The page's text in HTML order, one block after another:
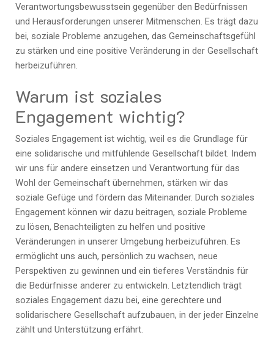
Verantwortungsbewusstsein gegenüber den Bedürfnissen
und Herausforderungen unserer Mitmenschen. Es trägt dazu
bei, soziale Probleme anzugehen, das Gemeinschaftsgefühl
zu stärken und eine positive Veränderung in der Gesellschaft
herbeizuführen.
Warum ist soziales
Engagement wichtig?
Soziales Engagement ist wichtig, weil es die Grundlage für
eine solidarische und mitfühlende Gesellschaft bildet. Indem
wir uns für andere einsetzen und Verantwortung für das
Wohl der Gemeinschaft übernehmen, stärken wir das
soziale Gefüge und fördern das Miteinander. Durch soziales
Engagement können wir dazu beitragen, soziale Probleme
zu lösen, Benachteiligten zu helfen und positive
Veränderungen in unserer Umgebung herbeizuführen. Es
ermöglicht uns auch, persönlich zu wachsen, neue
Perspektiven zu gewinnen und ein tieferes Verständnis für
die Bedürfnisse anderer zu entwickeln. Letztendlich trägt
soziales Engagement dazu bei, eine gerechtere und
solidarischere Gesellschaft aufzubauen, in der jeder Einzelne
zählt und Unterstützung erfährt.